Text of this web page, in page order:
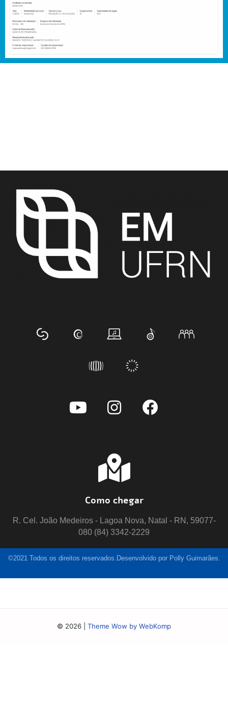
Como chegar
R. Cel. João Medeiros - Lagoa Nova, Natal - RN, 59077-
080 (84) 3342-2229
©2021 Todos os direitos reservados.Desenvolvido por Polly Guimarães.
© 2026 Theme Wow by WebKomp